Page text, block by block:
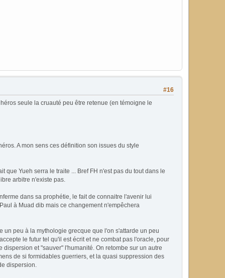
#16
seule la cruauté peu être retenue (en témoigne le
A mon sens ces définition son issues du style
Yueh serra le traite ... Bref FH n'est pas du tout dans le
arbitre n'existe pas.
dans sa prophétie, le fait de connaitre l'avenir lui
à Muad dib mais ce changement n'empêchera
un peu à la mythologie grecque que l'on s'attarde un peu
le futur tel qu'il est écrit et ne combat pas l'oracle, pour
et "sauver" l'humanité. On retombe sur un autre
de si formidables guerriers, et la quasi suppression des
dispersion.